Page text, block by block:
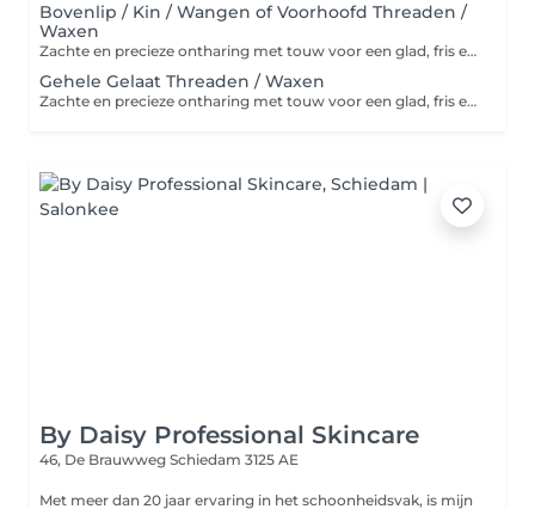
Bovenlip / Kin / Wangen of Voorhoofd Threaden /
Waxen
Zachte en precieze ontharing met touw voor een glad, fris en egaal gezicht. Verwijderd donshaartjes zonder irritatie en laat de huid zijdezacht aanvoelen.
Gehele Gelaat Threaden / Waxen
Zachte en precieze ontharing met touw voor een glad, fris en egaal gezicht. Verwijderd donshaartjes zonder irritatie en laat de huid zijdezacht aanvoelen.
By Daisy Professional Skincare
46, De Brauwweg Schiedam 3125 AE
Met meer dan 20 jaar ervaring in het schoonheidsvak, is mijn